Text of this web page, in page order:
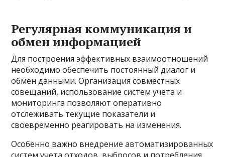
Регулярная коммуникация и
обмен информацией
Для построения эффективных взаимоотношений
необходимо обеспечить постоянный диалог и
обмен данными. Организация совместных
совещаний, использование систем учета и
мониторинга позволяют оперативно
отслеживать текущие показатели и
своевременно реагировать на изменения.
Особенно важно внедрение автоматизированных